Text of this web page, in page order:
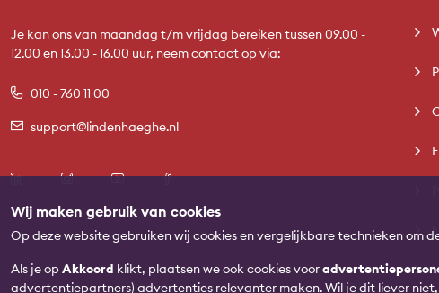
Wij maken gebruik van cookies
Op deze website gebruiken wij cookies en vergelijkbare technieken om
Als je opAkkoord klikt, plaatsen we ook cookies voor
advertentiepartners) advertenties relevanter maken. Wil je dit liever
Je kan ons van maandag t/m vrijdag bereiken tussen 09.00 -
12.00 en 13.00 - 16.00 uur, neem contact op via:
010 - 760 11 00
support@lindenhaeghe.nl